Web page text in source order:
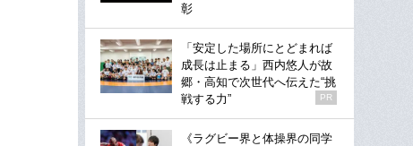
彰
「安定した場所にとどまれば
成長は止まる」西内悠人が故
郷・高知で次世代へ伝えた“挑
戦する力”
PR
《ラグビー界と体操界の同学